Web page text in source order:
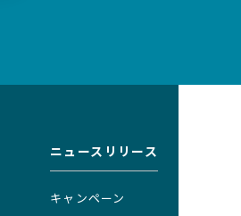
ニュースリリース
キャンペーン